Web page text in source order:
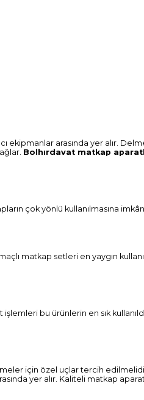
ekipmanlar arasında yer alır.
Bolhırdavat matkap
çok yönlü kullanılmasına imkân
matkap setleri en yaygın
bu ürünlerin en sık
için özel uçlar tercih
yer alır. Kaliteli matkap